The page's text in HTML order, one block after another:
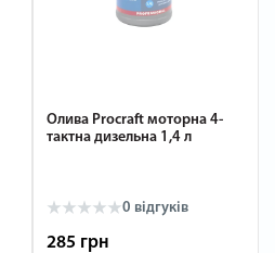
Олива Procraft моторна 4-
тактна дизельна 1,4 л
0 відгуків
285 грн